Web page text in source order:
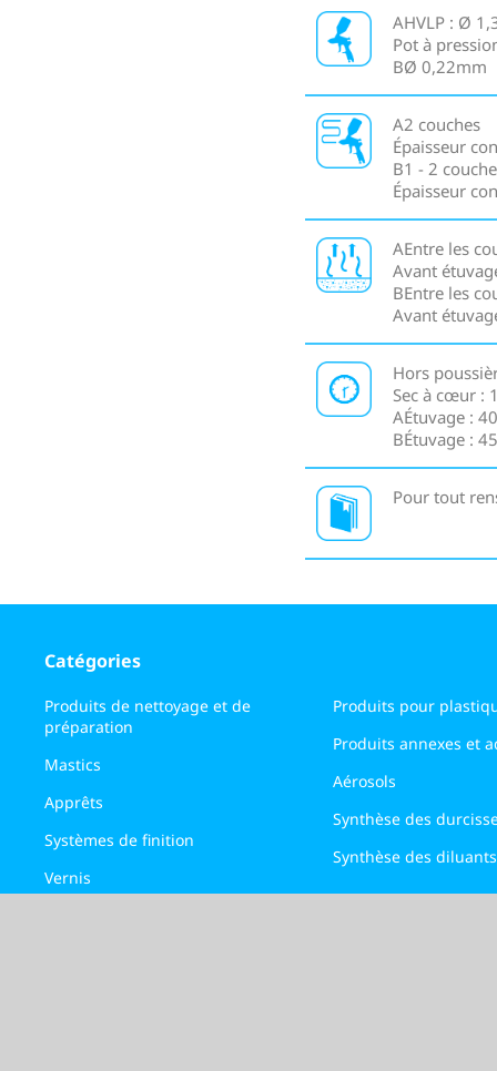
AHVLP : Ø
Pot à
BØ 0,22mm
A2 couches
Épaisseur
B1 - 2
Épaisseur
AEntre les
Avant
BEntre les
Avant
Hors
Sec à cœur :
AÉtuvage :
BÉtuvage :
Pour tout
Catégories
Produits de nettoyage et de
préparation
Mastics
Apprêts
Systèmes de finition
Vernis
Produits pour
Produits annexes et
Aérosols
Synthèse des
Synthèse des diluants